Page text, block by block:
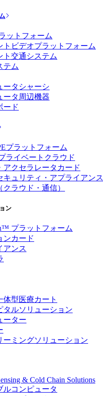
ットフォーム
トビデオプラットフォーム
ト交通システム
テム
ータシャーシ
ータ周辺機器
ード
プラットフォーム
ライベートクラウド
アクセラレータカード
キュリティ・アプライアンス
ラウド・通信）
ン
プラットフォーム
ンカード
アンス
体型医療カート
タルソリューション
ーター
ーミングソリューション
& Cold Chain Solutions
ルコンピュータ